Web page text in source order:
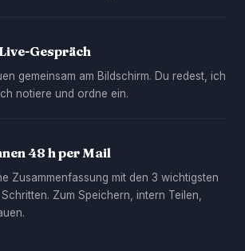
Gespräch
gemeinsam am Bildschirm. Du redest, ich
notiere und ordne ein.
48 h per Mail
Zusammenfassung mit den 3 wichtigsten
Zum Speichern, intern Teilen,